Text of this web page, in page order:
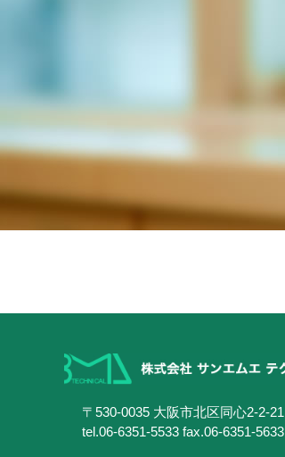
〒530-0035 大阪市北区同心2-2-21
tel.06-6351-5533 fax.06-6351-5633